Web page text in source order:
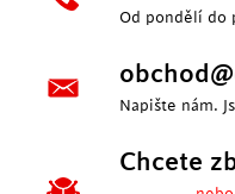
Od pondělí do
Napište nám.
Chcete